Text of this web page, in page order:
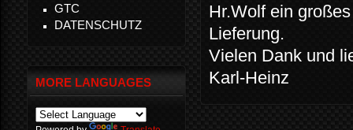
Hr.Wolf ein
Lieferung.
Vielen Dank und
Karl-Heinz
GTC
DATENSCHUTZ
MORE LANGUAGES